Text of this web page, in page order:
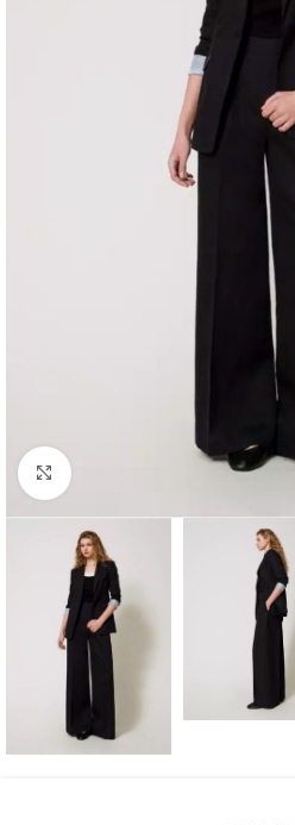
Click to enlarge